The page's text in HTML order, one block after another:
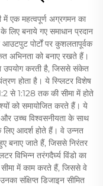
में एक महत्वपूर्ण अग्रगमन का
लिए बनाये गए समाधान प्रदान
पोर्टों पर कुशलतापूर्वक
अभिनता को बनाए रखते हैं।
का उपयोग करती है, जिससे संकेत
होता है। ये स्प्लिटर विशेष
से 1:128 तक की सीमा में होते
को समायोजित करते हैं। ये
उच्च विश्वसनीयता के साथ
आदर्श होते हैं। वे उन्नत
बनाए जाते हैं, जिससे निरंतर
विभिन्न तरंगदैर्घ्य विंडो का
में काम करते हैं, जिससे वे
संक्षिप्त डिजाइन सीमित